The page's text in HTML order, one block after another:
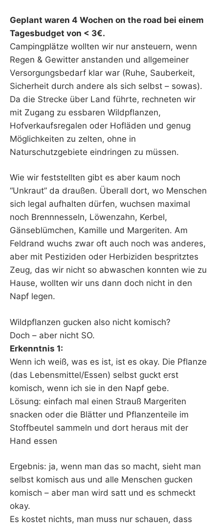
Geplant waren 4 Wochen on the road bei einem
Tagesbudget von < 3€.
Campingplätze wollten wir nur ansteuern, wenn
Regen & Gewitter anstanden und allgemeiner
Versorgungsbedarf klar war (Ruhe, Sauberkeit,
Sicherheit durch andere als sich selbst – sowas).
Da die Strecke über Land führte, rechneten wir
mit Zugang zu essbaren Wildpflanzen,
Hofverkaufsregalen oder Hofläden und genug
Möglichkeiten zu zelten, ohne in
Naturschutzgebiete eindringen zu müssen.
Wie wir feststellten gibt es aber kaum noch
“Unkraut” da draußen. Überall dort, wo Menschen
sich legal aufhalten dürfen, wuchsen maximal
noch Brennnesseln, Löwenzahn, Kerbel,
Gänseblümchen, Kamille und Margeriten. Am
Feldrand wuchs zwar oft auch noch was anderes,
aber mit Pestiziden oder Herbiziden bespritztes
Zeug, das wir nicht so abwaschen konnten wie zu
Hause, wollten wir uns dann doch nicht in den
Napf legen.
Wildpflanzen gucken also nicht komisch?
Doch – aber nicht SO.
Erkenntnis 1:
Wenn ich weiß, was es ist, ist es okay. Die Pflanze
(das Lebensmittel/Essen) selbst guckt erst
komisch, wenn ich sie in den Napf gebe.
Lösung: einfach mal einen Strauß Margeriten
snacken oder die Blätter und Pflanzenteile im
Stoffbeutel sammeln und dort heraus mit der
Hand essen
Ergebnis: ja, wenn man das so macht, sieht man
selbst komisch aus und alle Menschen gucken
komisch – aber man wird satt und es schmeckt
okay.
Es kostet nichts, man muss nur schauen, dass